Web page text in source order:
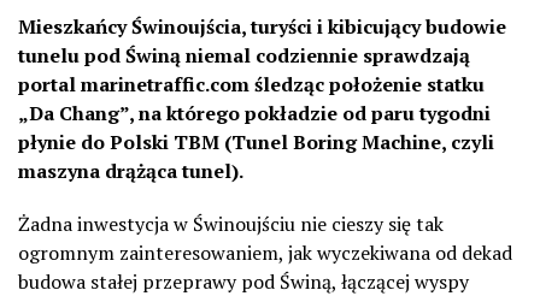
Mieszkańcy Świnoujścia, turyści i kibicujący budowie
tunelu pod Świną niemal codziennie sprawdzają
portal marinetraffic.com śledząc położenie statku
„Da Chang”, na którego pokładzie od paru tygodni
płynie do Polski TBM (Tunel Boring Machine, czyli
maszyna drążąca tunel).
Żadna inwestycja w Świnoujściu nie cieszy się tak
ogromnym zainteresowaniem, jak wyczekiwana od dekad
budowa stałej przeprawy pod Świną, łączącej wyspy